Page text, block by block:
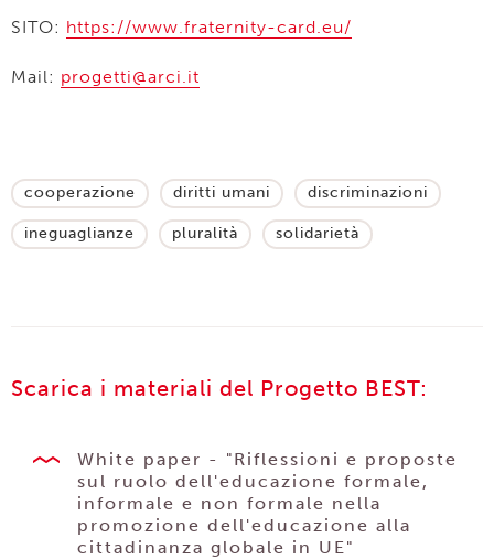
SITO: https://www.fraternity-card.eu/
Mail: progetti@arci.it
cooperazione diritti umani discriminazioni
ineguaglianze pluralità solidarietà
Scarica i materiali del Progetto BEST:
White paper - "Riflessioni e proposte
sul ruolo dell'educazione formale,
informale e non formale nella
promozione dell'educazione alla
cittadinanza globale in UE"